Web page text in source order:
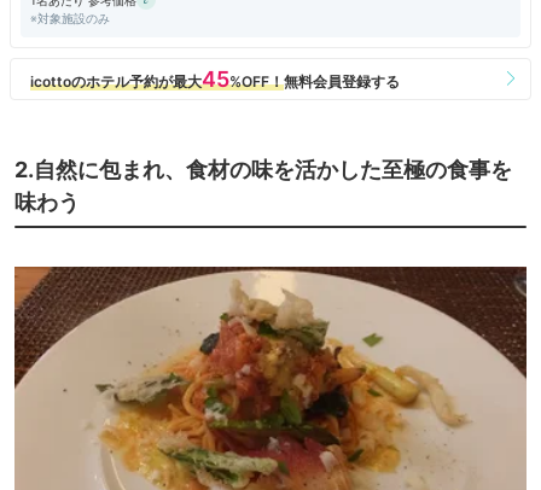
とができました。この瞬間「気の利いたホテル」という印象を持ちまし
た。
チェックインはテーブルで行うスタイル。フロントは別の女性に変わりま
した。まぁ、愛想のないこと。笑顔の１つもなく、ロボットのように手続
次に、フロントから客室は年老いた男性が案内。ニコニコというか、今と
なってはニヤニヤという印象になってしましましたが、エレベーターで
【開】のボタンも押さず、客がドアに挟まれて「痛っ」と言っても、「ハ
ハッ」と言って終わり。呆れました。
った瞬間、そのバスタオルを手で触るではないですか。不特定多数が触る
エレベーターのボタンを押した手で客が身体を拭くタオルを素手で？呆れ
に呆れが重なりました。
接客に関しては、次の「お食事」にも続きます(こちらの方はとても良か
ったお話です)
大きな窓があり開放的な、落ち着いた雰囲気のレストランにて、ピアノの
演奏（主にディズニーメドレー）とともに、フレンチのコース。この手の
料理は量が少なく夜中にお腹が減ってしまうことも多々ありますが、こち
※対象施設のみ
2.自然に包まれ、食材の味を活かした至極の食事を
味わう